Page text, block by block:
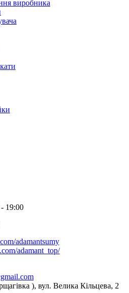
виробника
19:00
adamantsumy
adamant_top/
), вул. Велика Кільцева, 2